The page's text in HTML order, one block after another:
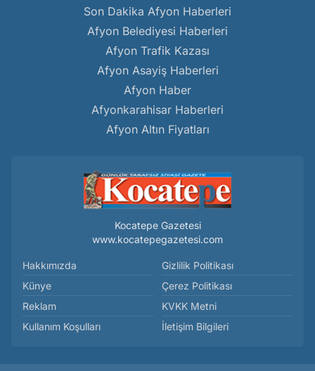
Son Dakika Afyon Haberleri
Afyon Belediyesi Haberleri
Afyon Trafik Kazası
Afyon Asayiş Haberleri
Afyon Haber
Afyonkarahisar Haberleri
Afyon Altın Fiyatları
Kocatepe Gazetesi
www.kocatepegazetesi.com
Hakkımızda
Künye
Reklam
Kullanım Koşulları
Gizlilik Politikası
Çerez Politikası
KVKK Metni
İletişim Bilgileri